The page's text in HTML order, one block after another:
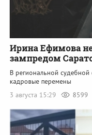
Ирина Ефимова
зампредом
В региональной
кадровые перемены
3 августа 15:29
8599